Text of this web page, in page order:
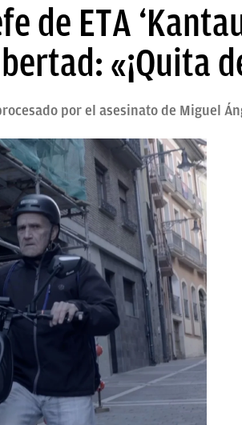
de ETA
«¡Quita
por el asesinato de Miguel